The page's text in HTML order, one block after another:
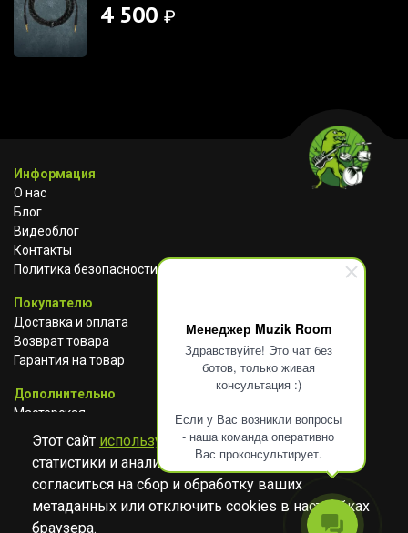
Менеджер Muzik Room
Здравствуйте! Это чат без
ботов, только живая
консультация :)
Если у Вас возникли вопросы
- наша команда оперативно
Вас проконсультирует.
4 500 ₽
Информация
О нас
Блог
Видеоблог
Контакты
Политика безопасности
Покупателю
Доставка и оплата
Возврат товара
Гарантия на товар
Дополнительно
Мастерская
Сотрудничество
АВИТО
TELEGRAM
YOUTUBE
Этот сайт использует cookies для сбора
статистики и анализа работы сайта. Просим
согласиться на сбор и обработку ваших
метаданных или отключить cookies в настройках
браузера.